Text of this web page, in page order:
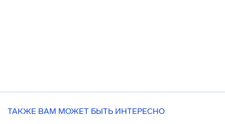
ТАКЖЕ ВАМ МОЖЕТ БЫТЬ ИНТЕРЕСНО